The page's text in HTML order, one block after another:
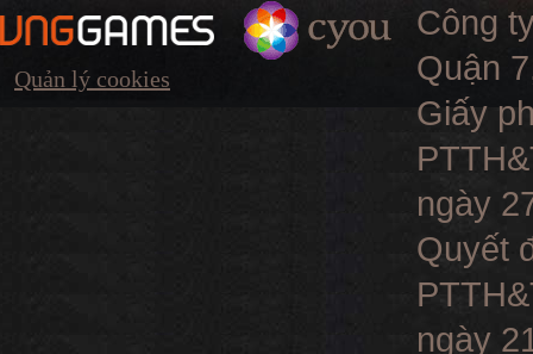
Công
Quận
Giấy
ngày
Quyết
ngày
Quản lý cookies